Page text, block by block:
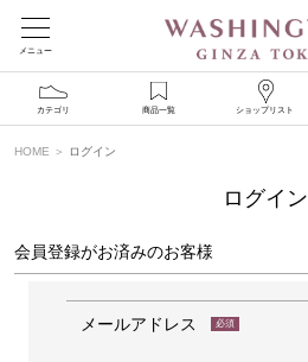
メニュー
カテゴリ 商品一覧 ショップリスト
HOME ログイン
ログイン
会員登録がお済みのお客様
メールアドレス